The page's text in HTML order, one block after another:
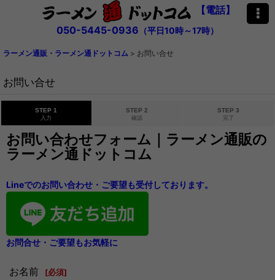
【電話】
050-5445-0936 （平日10時～17時）
ラーメン通販・ラーメン通ドットコム > お問い合せ
お問い合せ
STEP 1
入力
STEP 2
確認
STEP 3
完了
お問い合わせフォーム｜ラーメン通販の
ラーメン通ドットコム
Lineでのお問い合わせ・ご要望も受付しております。
お問合せ・ご要望もお気軽に
お名前 [必須]